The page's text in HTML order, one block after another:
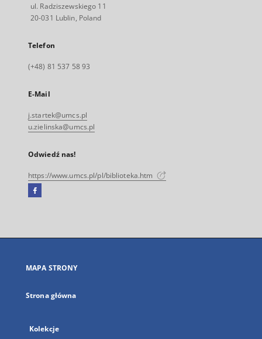
ul. Radziszewskiego 11
20-031 Lublin, Poland
Telefon
(+48) 81 537 58 93
E-Mail
j.startek@umcs.pl
u.zielinska@umcs.pl
Odwiedź nas!
https://www.umcs.pl/pl/biblioteka.htm
Facebook
się
karcie
MAPA STRONY
Strona główna
Kolekcje